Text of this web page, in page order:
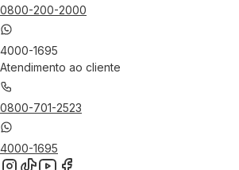
0800-200-2000
4000-1695
Atendimento ao cliente
0800-701-2523
4000-1695